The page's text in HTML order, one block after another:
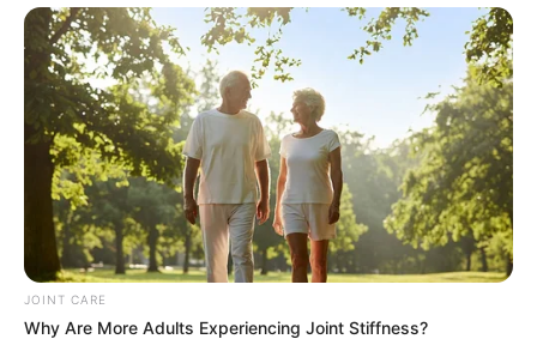
JOINT CARE
Why Are More Adults Experiencing Joint Stiffness?